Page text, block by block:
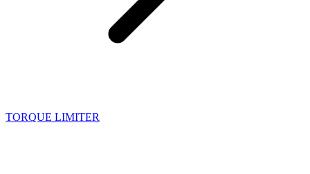
TORQUE LIMITER